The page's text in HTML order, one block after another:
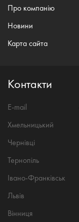
Про компанію
Новини
Карта сайта
Контакти
E-mail
Хмельницький
Чернівці
Тернопіль
Івано-Франківськ
Львів
Вінниця